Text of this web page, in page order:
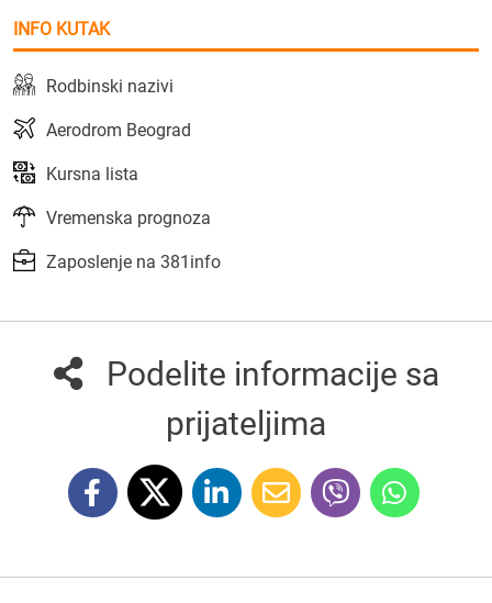
INFO KUTAK
Rodbinski nazivi
Aerodrom Beograd
Kursna lista
Vremenska prognoza
Zaposlenje na 381info
Podelite informacije sa
prijateljima